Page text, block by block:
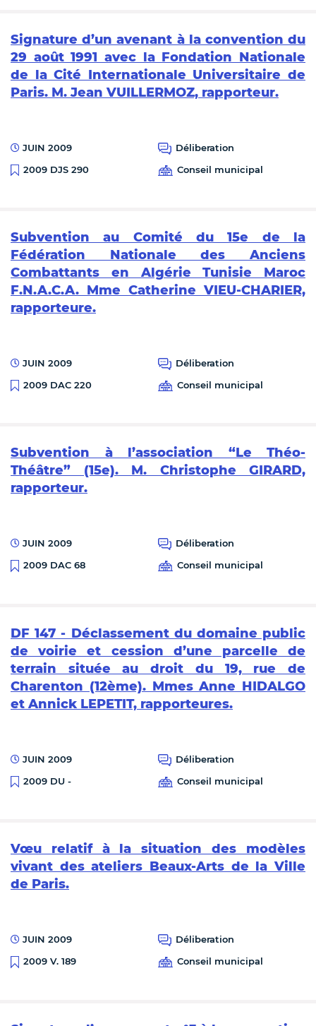
Signature d’un avenant à la convention du
29 août 1991 avec la Fondation Nationale
de la Cité Internationale Universitaire de
Paris. M. Jean VUILLERMOZ, rapporteur.
JUIN 2009
Déliberation
2009 DJS 290
Conseil municipal
Subvention au Comité du 15e de la
Fédération Nationale des Anciens
Combattants en Algérie Tunisie Maroc
F.N.A.C.A. Mme Catherine VIEU-CHARIER,
rapporteure.
JUIN 2009
Déliberation
2009 DAC 220
Conseil municipal
Subvention à l’association “Le Théo-
Théâtre” (15e). M. Christophe GIRARD,
rapporteur.
JUIN 2009
Déliberation
2009 DAC 68
Conseil municipal
DF 147 - Déclassement du domaine public
de voirie et cession d’une parcelle de
terrain située au droit du 19, rue de
Charenton (12ème). Mmes Anne HIDALGO
et Annick LEPETIT, rapporteures.
JUIN 2009
Déliberation
2009 DU -
Conseil municipal
Vœu relatif à la situation des modèles
vivant des ateliers Beaux-Arts de la Ville
de Paris.
JUIN 2009
Déliberation
2009 V. 189
Conseil municipal